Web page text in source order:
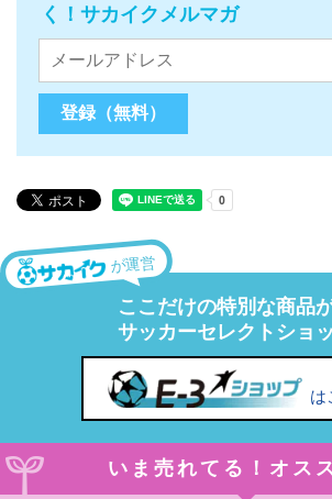
く！サカイクメルマガ
が運営
ここだけの特別な商品
サッカーセレクトショ
は
いま売れてる！オス